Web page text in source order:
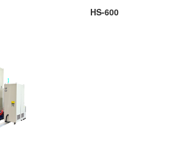
HS-600